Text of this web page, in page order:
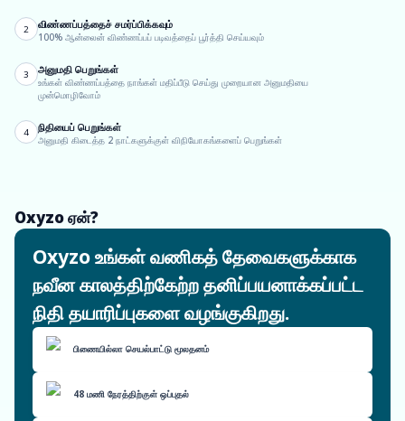
2 விண்ணப்பத்தைச் சமர்ப்பிக்கவும்
100% ஆன்லைன் விண்ணப்பப் படிவத்தைப் பூர்த்தி செய்யவும்
3 அனுமதி பெறுங்கள்
உங்கள் விண்ணப்பத்தை நாங்கள் மதிப்பீடு செய்து முறையான அனுமதியை
முன்மொழிவோம்
4 நிதியைப் பெறுங்கள்
அனுமதி கிடைத்த 2 நாட்களுக்குள் விநியோகங்களைப் பெறுங்கள்
Oxyzo ஏன்?
Oxyzo உங்கள் வணிகத் தேவைகளுக்காக
நவீன காலத்திற்கேற்ற தனிப்பயனாக்கப்பட்ட
நிதி தயாரிப்புகளை வழங்குகிறது.
பிணையில்லா செயல்பாட்டு மூலதனம்
48 மணி நேரத்திற்குள் ஒப்புதல்